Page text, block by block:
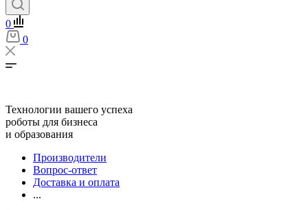
0
0
Технологии вашего успеха
роботы для бизнеса
и образования
Производители
Вопрос-ответ
Доставка и оплата
...